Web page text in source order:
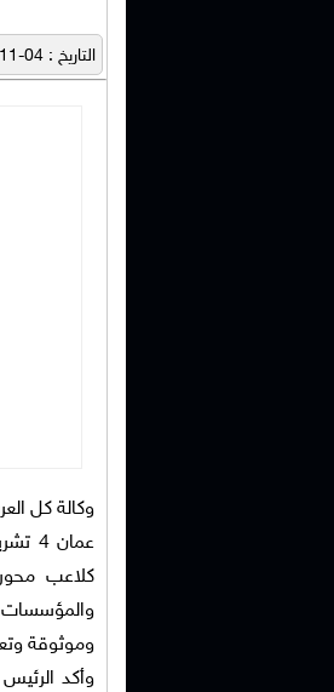
التاريخ : 04-11-2025 | الوقت : 08:57:56
وكالة كل
كلاعب
وموثوقة
وأكد